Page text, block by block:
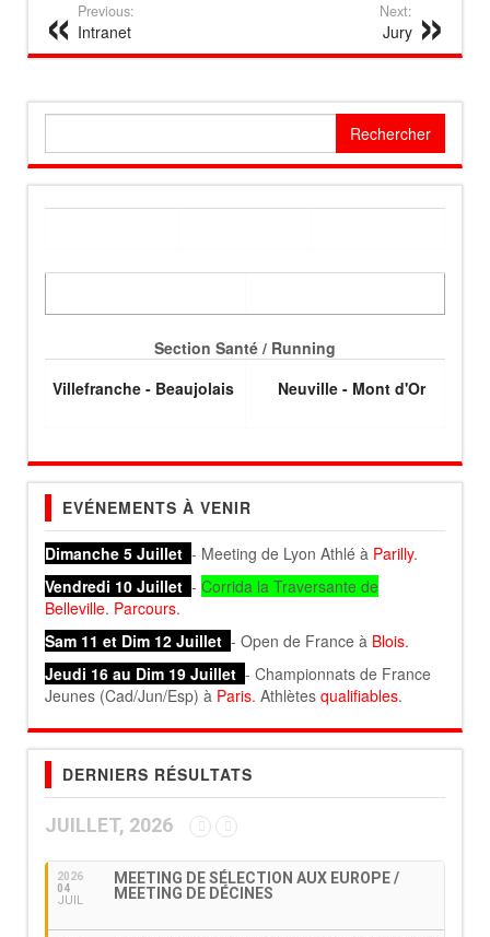
Previous:
Intranet
Next:
Jury
Section Santé / Running
Villefranche - Beaujolais
Neuville - Mont d'Or
EVÉNEMENTS À VENIR
Dimanche 5 Juillet - Meeting de Lyon Athlé à Parilly.
Vendredi 10 Juillet - Corrida la Traversante de
Belleville. Parcours.
Sam 11 et Dim 12 Juillet - Open de France à Blois.
Jeudi 16 au Dim 19 Juillet - Championnats de France
Jeunes (Cad/Jun/Esp) à Paris. Athlètes qualifiables.
DERNIERS RÉSULTATS
JUILLET, 2026
2026
04
JUIL
MEETING DE SÉLECTION AUX EUROPE /
MEETING DE DÉCINES